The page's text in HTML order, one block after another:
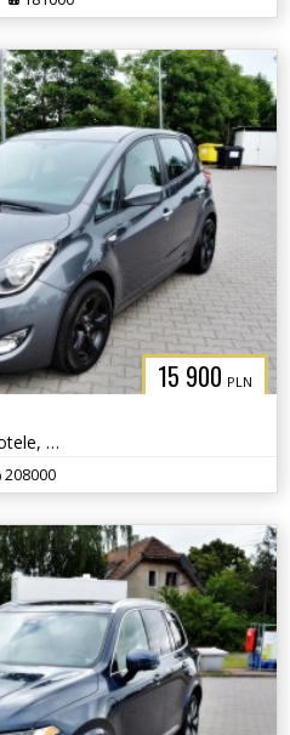
15 900 PLN
Klimatyzacja, Podgrzewane fotele, Serwisowany
208000